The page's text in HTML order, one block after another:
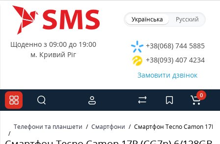
Українська Русский
Щоденно з 09:00 до 19:00
м. Кривий Ріг
+38(068) 744 5885
+38(093) 407 4234
Замовити дзвінок
0
Телефони та планшети Смартфони Смартфон Tecno Camon 17P